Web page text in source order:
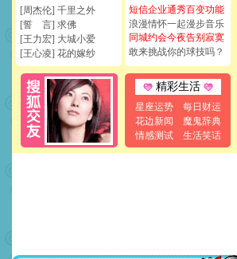
[周杰伦] 千里之外
[誓 言] 求佛
[王力宏] 大城小爱
[王心凌] 花的嫁纱
短信企业通秀百变功能
浪漫情怀一起漫步音乐
同城约会今夜告别寂寞
敢来挑战你的球技吗？
精彩生活
星座运势
每日财运
花边新闻
魔鬼辞典
情感测试
生活笑话